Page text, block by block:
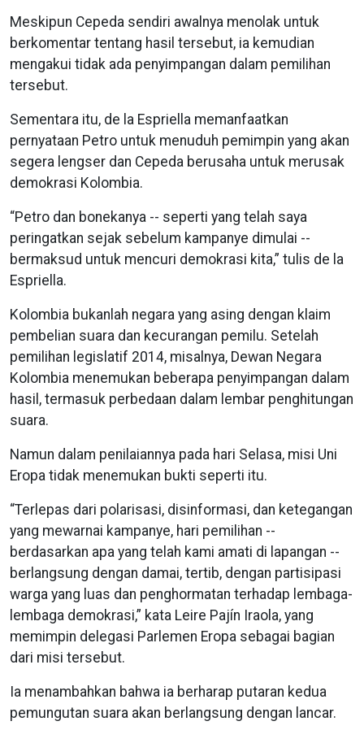
Meskipun Cepeda sendiri awalnya menolak untuk
berkomentar tentang hasil tersebut, ia kemudian
mengakui tidak ada penyimpangan dalam pemilihan
tersebut.
Sementara itu, de la Espriella memanfaatkan
pernyataan Petro untuk menuduh pemimpin yang akan
segera lengser dan Cepeda berusaha untuk merusak
demokrasi Kolombia.
“Petro dan bonekanya -- seperti yang telah saya
peringatkan sejak sebelum kampanye dimulai --
bermaksud untuk mencuri demokrasi kita,” tulis de la
Espriella.
Kolombia bukanlah negara yang asing dengan klaim
pembelian suara dan kecurangan pemilu. Setelah
pemilihan legislatif 2014, misalnya, Dewan Negara
Kolombia menemukan beberapa penyimpangan dalam
hasil, termasuk perbedaan dalam lembar penghitungan
suara.
Namun dalam penilaiannya pada hari Selasa, misi Uni
Eropa tidak menemukan bukti seperti itu.
“Terlepas dari polarisasi, disinformasi, dan ketegangan
yang mewarnai kampanye, hari pemilihan --
berdasarkan apa yang telah kami amati di lapangan --
berlangsung dengan damai, tertib, dengan partisipasi
warga yang luas dan penghormatan terhadap lembaga-
lembaga demokrasi,” kata Leire Pajín Iraola, yang
memimpin delegasi Parlemen Eropa sebagai bagian
dari misi tersebut.
Ia menambahkan bahwa ia berharap putaran kedua
pemungutan suara akan berlangsung dengan lancar.